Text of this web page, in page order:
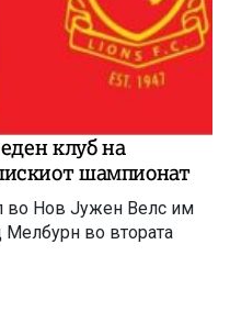
клуб на
шампионат
Нов Јужен Велс им
Мелбурн во втората